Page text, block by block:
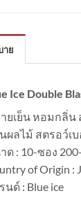
าย
Ice Double
ยเย็น หอมกลิ่น
ผลไม้ สตรอว์เ
ด : 10-ซอง
of Origin :
นด์ : Blue ice